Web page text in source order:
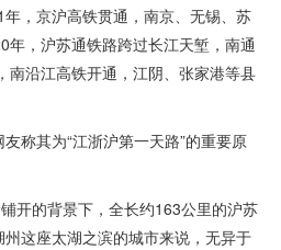
，京沪高铁贯通，南京、无锡、苏
年，沪苏通铁路跨过长江天堑，南通
南沿江高铁开通，江阴、张家港等县
称其为“江浙沪第一天路”的重要原
开的背景下，全长约163公里的沪苏
这座太湖之滨的城市来说，无异于